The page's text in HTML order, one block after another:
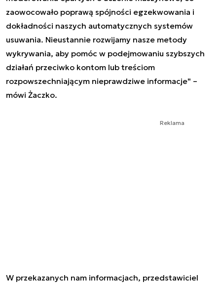
zaowocowało poprawą spójności egzekwowania i
dokładności naszych automatycznych systemów
usuwania. Nieustannie rozwijamy nasze metody
wykrywania, aby pomóc w podejmowaniu szybszych
działań przeciwko kontom lub treściom
rozpowszechniającym nieprawdziwe informacje" –
mówi Żaczko.
Reklama
W przekazanych nam informacjach, przedstawiciel